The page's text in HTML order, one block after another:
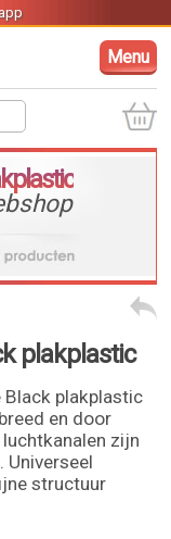
Menu
plakplastic
plakplastic
en door
zijn
Universeel
structuur